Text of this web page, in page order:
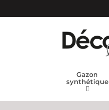
Gazon
synthétique